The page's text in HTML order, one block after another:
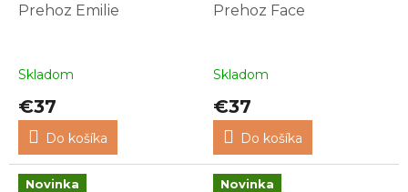
Prehoz Emilie
Skladom
€37
Do košíka
Prehoz Face
Skladom
€37
Do košíka
Novinka Novinka